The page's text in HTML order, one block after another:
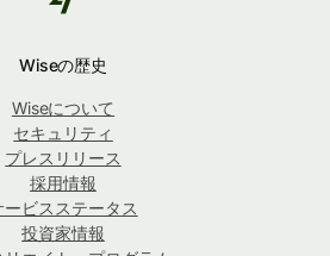
Wiseの歴史
Wiseについて
セキュリティ
プレスリリース
採用情報
ービスステータス
投資家情報